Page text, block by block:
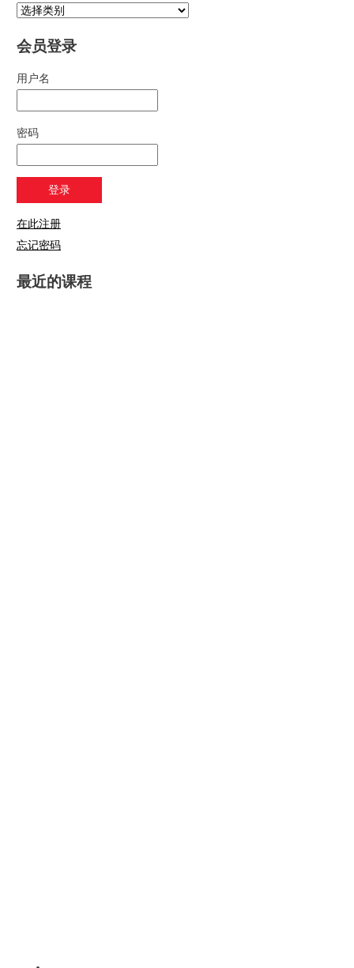
会员登录
用户名
密码
在此注册
忘记密码
最近的课程